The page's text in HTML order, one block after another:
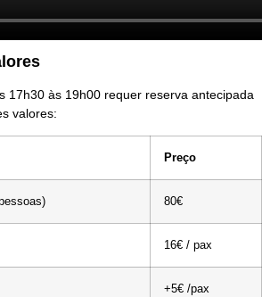
17h30 às 19h00 requer reserva antecipada
valores:
Preço
80€
16€ / pax
+5€ /pax